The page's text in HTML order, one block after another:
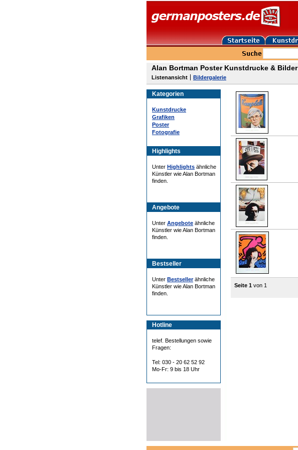
Alan Bortman Poster Kunstdrucke & Bilder
Listenansicht Bildergalerie
Kategorien
Kunstdrucke
Grafiken
Poster
Fotografie
Highlights
Unter Highlights ähnliche
Künstler wie Alan Bortman
finden.
Angebote
Unter Angebote ähnliche
Künstler wie Alan Bortman
finden.
Bestseller
Unter Bestsellerähnliche
Künstler wie Alan Bortman
finden.
Hotline
telef. Bestellungen sowie
Fragen:
Tel: 030 - 20 62 52 92
Mo-Fr: 9 bis 18 Uhr
Seite 1 von 1